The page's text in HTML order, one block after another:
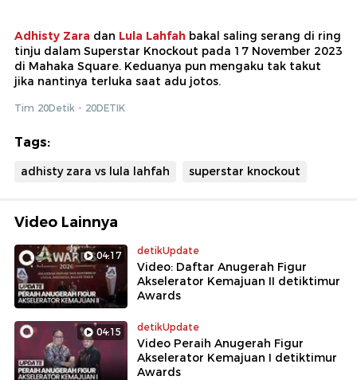
Adhisty Zara dan Lula Lahfah bakal saling serang di ring
tinju dalam Superstar Knockout pada 17 November 2023
di Mahaka Square. Keduanya pun mengaku tak takut
jika nantinya terluka saat adu jotos.
Tim 20Detik - 20DETIK
Tags:
adhisty zara vs lula lahfah superstar knockout
Video Lainnya
04:17 detikUpdate
Video: Daftar Anugerah Figur
Akselerator Kemajuan II detiktimur
Awards
04:15 detikUpdate
Video Peraih Anugerah Figur
Akselerator Kemajuan I detiktimur
Awards